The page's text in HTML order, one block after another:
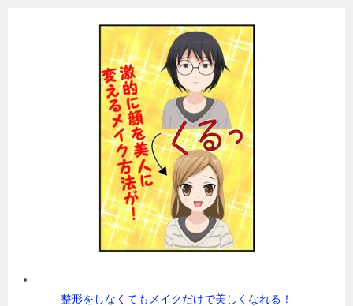
整形をしなくてもメイクだけで美しくなれる！